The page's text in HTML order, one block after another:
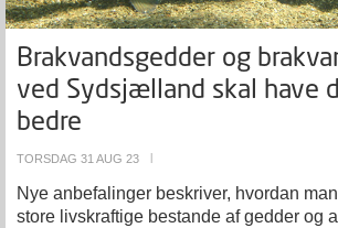
Brakvandsgedder og
ved Sydsjælland skal have
bedre
TORSDAG 31 AUG 23
Nye anbefalinger beskriver, hvordan
store livskraftige bestande af gedder og